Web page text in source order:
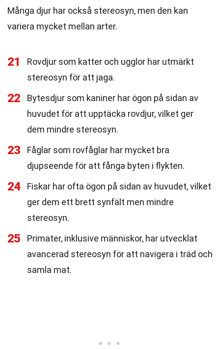
Många djur har också stereosyn, men den kan
variera mycket mellan arter.
21
Rovdjur som katter och ugglor har utmärkt
stereosyn för att jaga.
22
Bytesdjur som kaniner har ögon på sidan av
huvudet för att upptäcka rovdjur, vilket ger
dem mindre stereosyn.
23
Fåglar som rovfåglar har mycket bra
djupseende för att fånga byten i flykten.
24
Fiskar har ofta ögon på sidan av huvudet, vilket
ger dem ett brett synfält men mindre
stereosyn.
25
Primater, inklusive människor, har utvecklat
avancerad stereosyn för att navigera i träd och
samla mat.